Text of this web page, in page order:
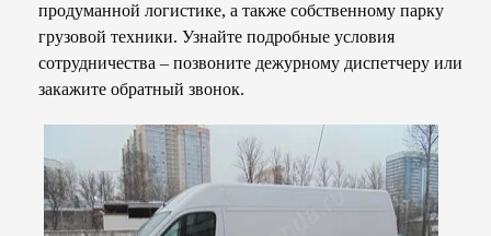
продуманной логистике, а также собственному парку
грузовой техники. Узнайте подробные условия
сотрудничества – позвоните дежурному диспетчеру или
закажите обратный звонок.